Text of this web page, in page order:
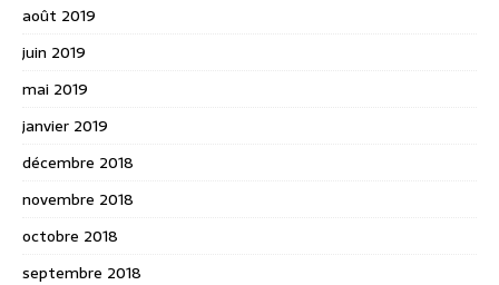
août 2019
juin 2019
mai 2019
janvier 2019
décembre 2018
novembre 2018
octobre 2018
septembre 2018